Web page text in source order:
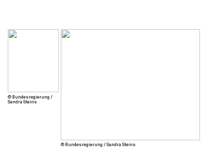
© Bundesregierung /
Sandra Steins
© Bundesregierung / Sandra Steins